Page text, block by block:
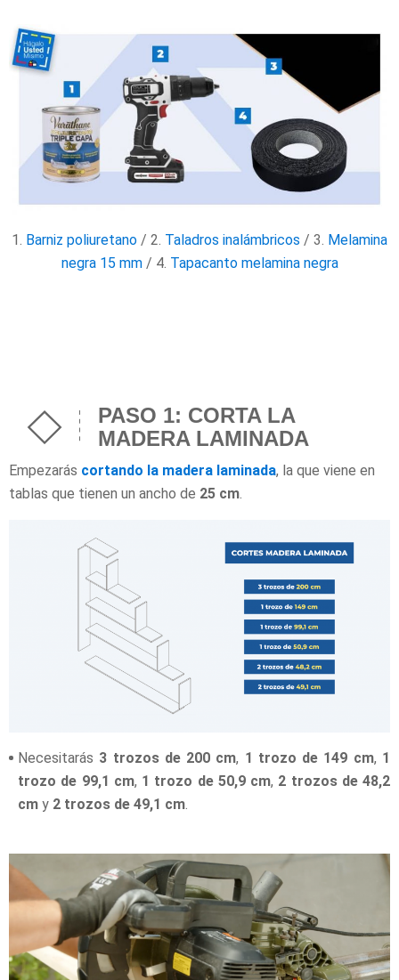
1. Barniz poliuretano / 2. Taladros inalámbricos / 3. Melamina
negra 15 mm/ 4. Tapacanto melamina negra
PASO 1: CORTA LA
MADERA LAMINADA
Empezarás cortando la madera laminada, la que viene en
tablas que tienen un ancho de 25 cm.
Necesitarás 3 trozos de 200 cm, 1 trozo de 149 cm, 1
trozo de 99,1 cm, 1 trozo de 50,9 cm, 2 trozos de 48,2
cm y 2 trozos de 49,1 cm